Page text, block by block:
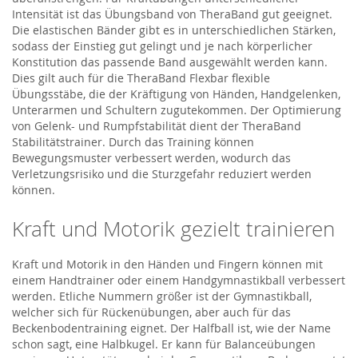
Intensität ist das Übungsband von TheraBand gut geeignet.
Die elastischen Bänder gibt es in unterschiedlichen Stärken,
sodass der Einstieg gut gelingt und je nach körperlicher
Konstitution das passende Band ausgewählt werden kann.
Dies gilt auch für die TheraBand Flexbar flexible
Übungsstäbe, die der Kräftigung von Händen, Handgelenken,
Unterarmen und Schultern zugutekommen. Der Optimierung
von Gelenk- und Rumpfstabilität dient der TheraBand
Stabilitätstrainer. Durch das Training können
Bewegungsmuster verbessert werden, wodurch das
Verletzungsrisiko und die Sturzgefahr reduziert werden
können.
Kraft und Motorik gezielt trainieren
Kraft und Motorik in den Händen und Fingern können mit
einem Handtrainer oder einem Handgymnastikball verbessert
werden. Etliche Nummern größer ist der Gymnastikball,
welcher sich für Rückenübungen, aber auch für das
Beckenbodentraining eignet. Der Halfball ist, wie der Name
schon sagt, eine Halbkugel. Er kann für Balanceübungen